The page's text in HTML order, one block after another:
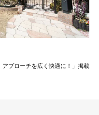
プローチを広く快適に！」掲載